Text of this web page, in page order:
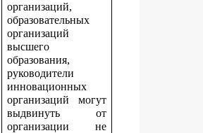
организаций,
образовательных
организаций
высшего
образования,
руководители
инновационных
организаций могут
выдвинуть от
организации не